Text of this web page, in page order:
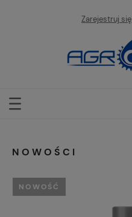
Zarejestruj się
NOWOŚCI
NOWOŚĆ